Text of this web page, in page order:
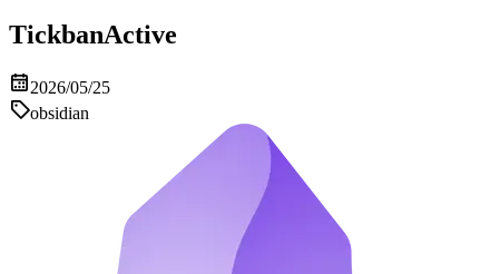
TickbanActive
2026/05/25
obsidian